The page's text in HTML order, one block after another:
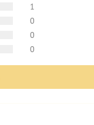
1
0
0
0